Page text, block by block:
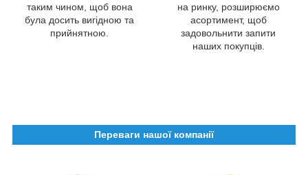
таким чином, щоб вона
була досить вигідною та
прийнятною.
на ринку, розширюємо
асортимент, щоб
задовольнити запити
наших покупців.
Переваги нашої компанії